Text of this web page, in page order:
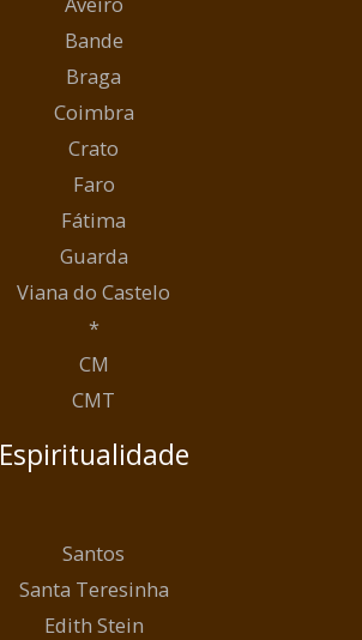
Bande
Braga
Coimbra
Crato
Faro
Fátima
Guarda
Viana do Castelo
*
CM
CMT
Espiritualidade
Santos
Santa Teresinha
Edith Stein